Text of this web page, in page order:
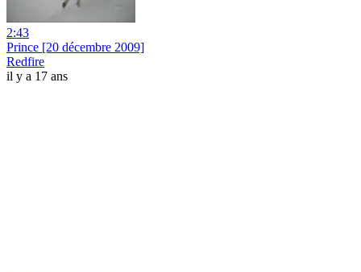
2:43
Prince [20 décembre 2009]
Redfire
il y a 17 ans